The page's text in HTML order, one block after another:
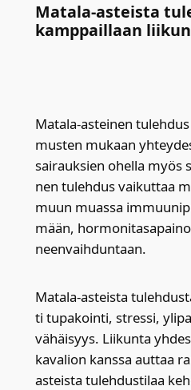
Mata­la-asteis­ta
kamp­pail­laan
Mata­la-astei­nen
mus­ten mukaan
sai­rauk­sien ohel­la myös
nen tuleh­dus vai­kut­taa
muun muas­sa
mään,
neen­vaih­dun­taan.
Mata­la-asteis­ta
ti tupa­koin­ti, stres­si,
vähäi­syys. Lii­kun­ta
ka­va­lion kans­sa aut­taa
asteis­ta tuleh­dus­ti­laa